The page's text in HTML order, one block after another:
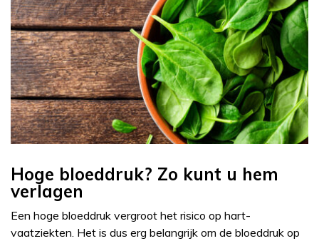
Hoge bloeddruk? Zo kunt u hem
verlagen
Een hoge bloeddruk vergroot het risico op hart-
vaatziekten. Het is dus erg belangrijk om de bloeddruk op